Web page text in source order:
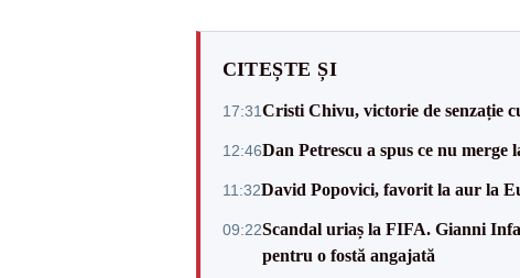
CITEȘTE ȘI
17:31Cristi Chivu, victorie de senzație
12:46Dan Petrescu a spus ce nu
11:32David Popovici, favorit la aur la
09:22Scandal uriaș la FIFA. Gianni
pentru o fostă angajată